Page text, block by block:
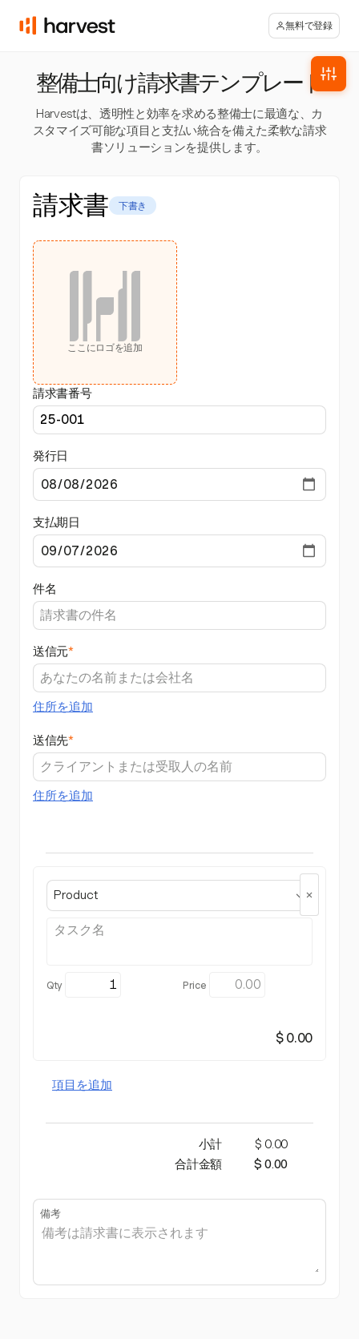
無料で登録
整備士向け請求書テンプレート
Harvestは、透明性と効率を求める整備士に最適な、カ
スタマイズ可能な項目と支払い統合を備えた柔軟な請求
書ソリューションを提供します。
請求書 下書き
ここにロゴを追加
請求書番号
発行日
支払期日
件名
送信元*
住所を追加
送信先*
住所を追加
Product
$ 0.00
項目を追加
小計
$ 0.00
合計金額
$ 0.00
備考